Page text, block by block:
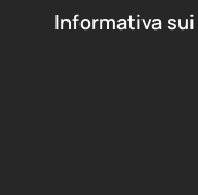
Informativa